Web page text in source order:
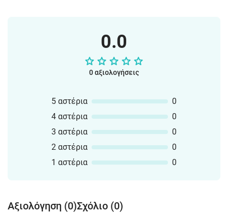
0.0
0 αξιολογήσεις
5 αστέρια
0
4 αστέρια
0
3 αστέρια
0
2 αστέρια
0
1 αστέρια
0
Αξιολόγηση (0)Σχόλιο (0)